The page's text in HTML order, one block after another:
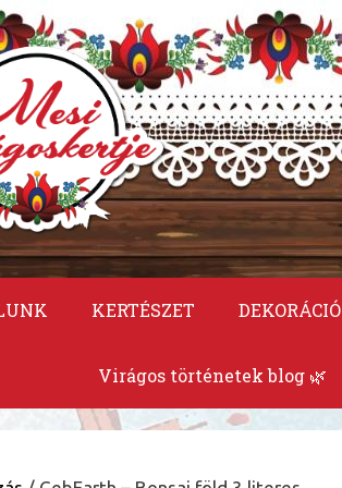
KERTÉSZET DEKORÁCIÓ
Virágos történetek blog 🌿